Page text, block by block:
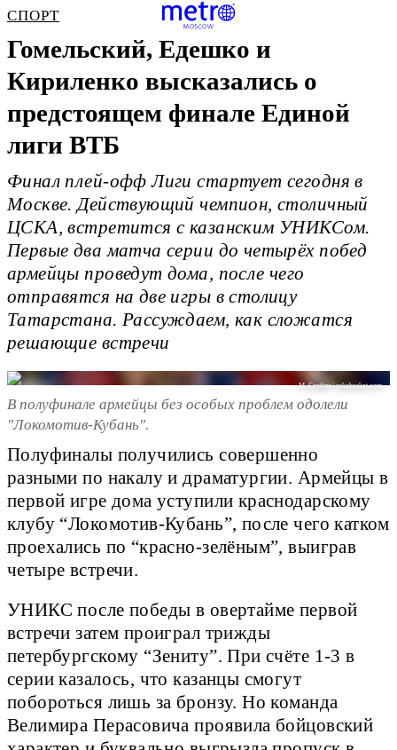
СПОРТ
Гомельский, Едешко и
Кириленко высказались о
предстоящем финале Единой
лиги ВТБ
Финал плей-офф Лиги стартует сегодня в
Москве. Действующий чемпион, столичный
ЦСКА, встретится с казанским УНИКСом.
Первые два матча серии до четырёх побед
армейцы проведут дома, после чего
отправятся на две игры в столицу
Татарстана. Рассуждаем, как сложатся
решающие встречи
М. Сербин / cskabasket.com
В полуфинале армейцы без особых проблем одолели
"Локомотив-Кубань".
Полуфиналы получились совершенно
разными по накалу и драматургии. Армейцы в
первой игре дома уступили краснодарскому
клубу “Локомотив-Кубань”, после чего катком
проехались по “красно-зелёным”, выиграв
четыре встречи.
УНИКС после победы в овертайме первой
встречи затем проиграл трижды
петербургскому “Зениту”. При счёте 1-3 в
серии казалось, что казанцы смогут
побороться лишь за бронзу. Но команда
Велимира Перасовича проявила бойцовский